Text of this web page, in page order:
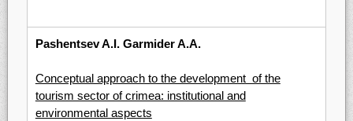
Pashentsev A.I. Garmider A.A.
Соnceptual approach to the development of the
tourism sector of crimea: institutional and
environmental aspects